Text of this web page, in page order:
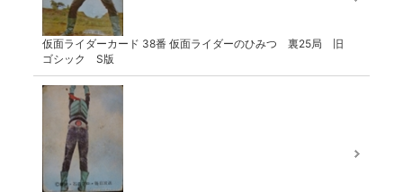
仮面ライダーカード 38番 仮面ライダーのひみつ 裏25局 旧
ゴシック S版